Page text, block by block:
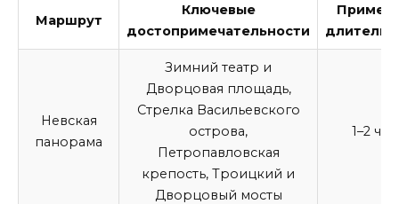
Маршрут
Ключевые
достопримечательности
Невская
панорама
Зимний театр и
Дворцовая площадь,
Стрелка Васильевского
острова,
Петропавловская
крепость, Троицкий и
Дворцовый мосты
1–2